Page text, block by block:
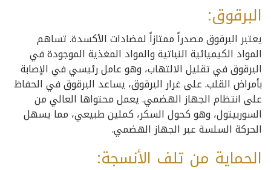
البرقوق:
يعتبر البرقوق مصدراً ممتازاً لمضادات الأكسدة. تساهم
المواد الكيميائية النباتية والمواد المغذية الموجودة في
البرقوق في تقليل الالتهاب، وهو عامل رئيسي في الإصابة
بأمراض القلب. على غرار البرقوق، يساعد البرقوق في الحفاظ
على انتظام الجهاز الهضمي. يعمل محتواها العالي من
السوربيتول، وهو كحول السكر، كملين طبيعي، مما يسهل
الحركة السلسة عبر الجهاز الهضمي.
الحماية من تلف الأنسجة: